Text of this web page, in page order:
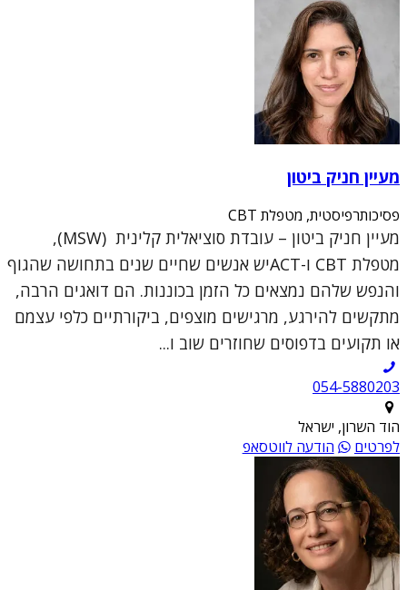
מעיין חניק ביטון
פסיכותרפיסטית, מטפלת CBT
מעיין חניק ביטון – עובדת סוציאלית קלינית (MSW),
מטפלת CBT ו-ACTיש אנשים שחיים שנים בתחושה שהגוף
והנפש שלהם נמצאים כל הזמן בכוננות. הם דואגים הרבה,
מתקשים להירגע, מרגישים מוצפים, ביקורתיים כלפי עצמם
או תקועים בדפוסים שחוזרים שוב ו...
054-5880203
הוד השרון, ישראל
לפרטים
הודעה לווטסאפ